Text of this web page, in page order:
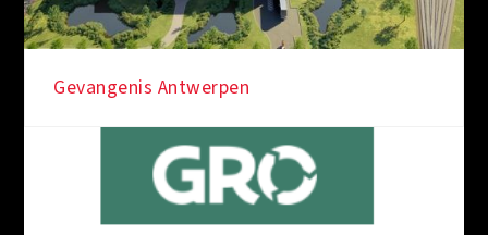
Gevangenis Antwerpen